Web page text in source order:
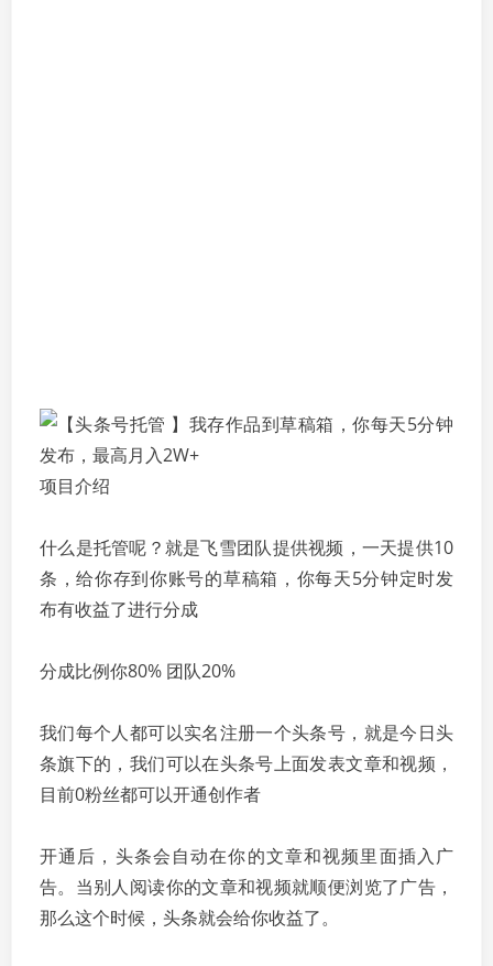
项目介绍
什么是托管呢？就是飞雪团队提供视频，一天提供10
条，给你存到你账号的草稿箱，你每天5分钟定时发
布有收益了进行分成
分成比例你80% 团队20%
我们每个人都可以实名注册一个头条号，就是今日头
条旗下的，我们可以在头条号上面发表文章和视频，
目前0粉丝都可以开通创作者
开通后，头条会自动在你的文章和视频里面插入广
告。当别人阅读你的文章和视频就顺便浏览了广告，
那么这个时候，头条就会给你收益了。